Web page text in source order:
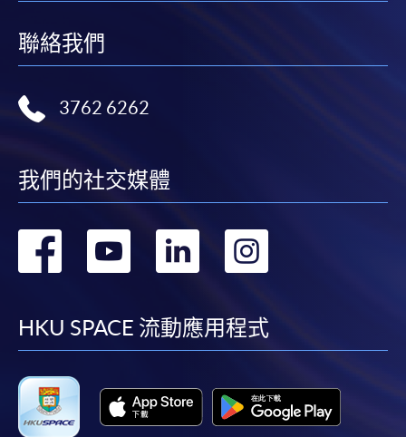
聯絡我們
3762 6262
我們的社交媒體
轉
facebook
轉
youtube
轉
linkedin
轉
HKU SPACE 流動應用程式